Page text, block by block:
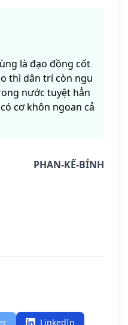
là đạo đồng cốt
thì dân trí còn ngu
nước tuyệt hẳn
cơ khôn ngoan cả
PHAN-KẾ-BÍNH
LinkedIn